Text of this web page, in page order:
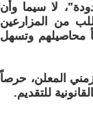
لا سيما وأن
من المزارعين
محاصيلهم وتسهل
المعلن، حرصاً
للتقديم.